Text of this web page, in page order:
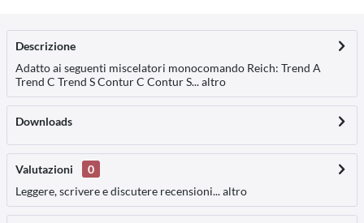
Descrizione
Adatto ai seguenti miscelatori monocomando Reich: Trend A
Trend C Trend S Contur C Contur S...altro
Downloads
Valutazioni
0
Leggere, scrivere e discutere recensioni...altro